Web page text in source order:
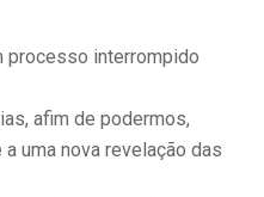
processo interrompido
afim de podermos,
uma nova revelação das